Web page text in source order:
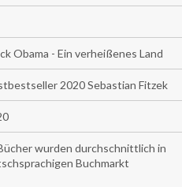
Obama - Ein verheißenes Land
2020 Sebastian Fitzek
wurden durchschnittlich in
Buchmarkt